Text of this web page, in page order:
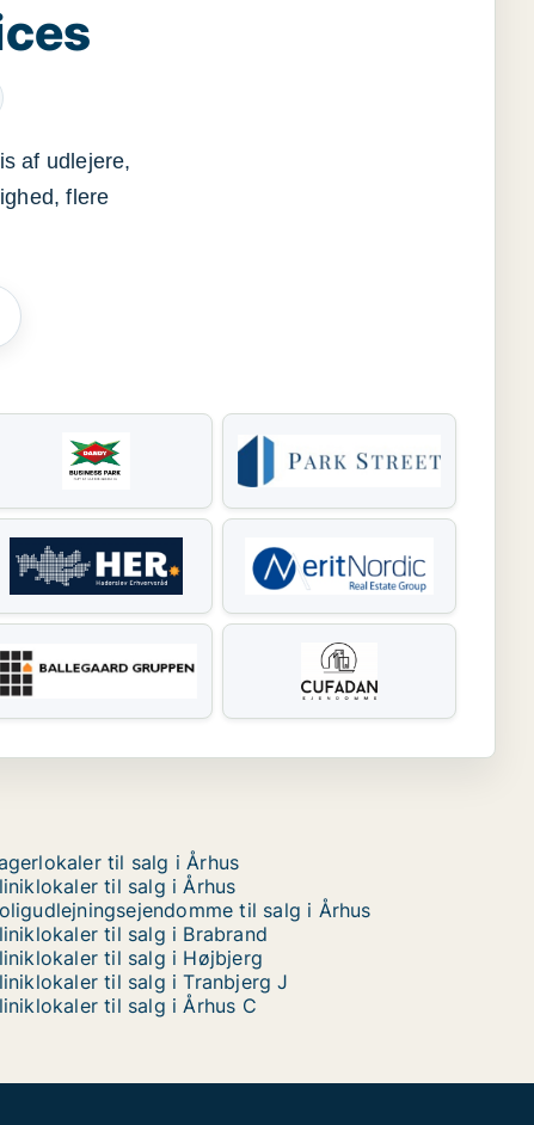
af udlejere,
flere
til salg i Århus
til salg i Århus
til salg i Århus
til salg i Brabrand
til salg i Højbjerg
til salg i Tranbjerg J
til salg i Århus C